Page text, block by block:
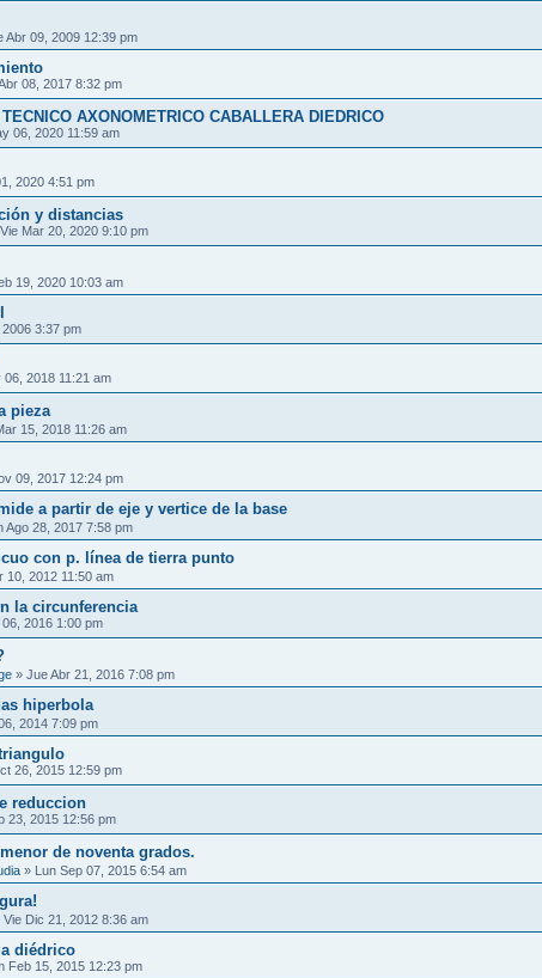
Abr 09, 2009 12:39 pm
08, 2017 8:32 pm
AXONOMETRICO CABALLERA DIEDRICO
06, 2020 11:59 am
2020 4:51 pm
y distancias
Vie Mar 20, 2020 9:10 pm
19, 2020 10:03 am
3:37 pm
06, 2018 11:21 am
pieza
15, 2018 11:26 am
09, 2017 12:24 pm
a partir de eje y vertice de la base
Ago 28, 2017 7:58 pm
con p. línea de tierra punto
10, 2012 11:50 am
la circunferencia
2016 1:00 pm
» Jue Abr 21, 2016 7:08 pm
hiperbola
2014 7:09 pm
26, 2015 12:59 pm
reduccion
23, 2015 12:56 pm
de noventa grados.
» Lun Sep 07, 2015 6:54 am
Vie Dic 21, 2012 8:36 am
diédrico
Feb 15, 2015 12:23 pm